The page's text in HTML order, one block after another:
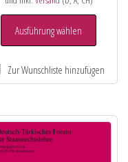
Ausführung wählen